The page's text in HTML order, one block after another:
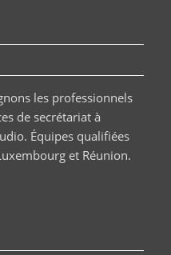
les professionnels
de secrétariat à
Équipes qualifiées
et Réunion.